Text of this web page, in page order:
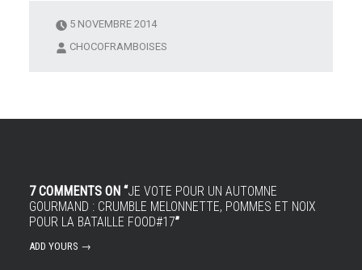
rouges réalisé par
notre fiston
et aux noix
5 NOVEMBRE 2014
CHOCOFRAMBOISES
7 COMMENTS ON “JE VOTE POUR UN AUTOMNE
GOURMAND : CRUMBLE MELONNETTE, POMMES ET NOIX
POUR LA BATAILLE FOOD#17”
ADD YOURS →